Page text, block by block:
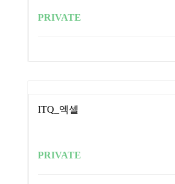
PRIVATE
ITQ_엑셀
PRIVATE